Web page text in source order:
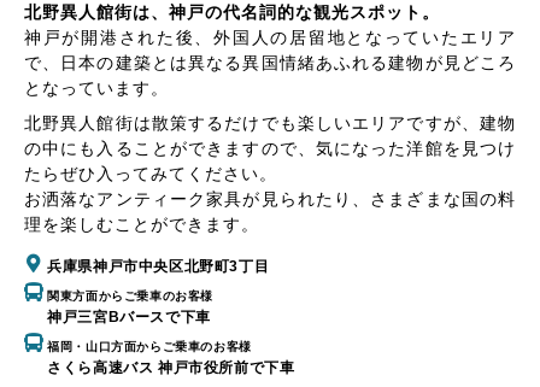
北野異人館街は、神戸の代名詞的な観光スポット。
神戸が開港された後、外国人の居留地となっていたエリア
で、日本の建築とは異なる異国情緒あふれる建物が見どころ
となっています。
北野異人館街は散策するだけでも楽しいエリアですが、建物
の中にも入ることができますので、気になった洋館を見つけ
たらぜひ入ってみてください。
お洒落なアンティーク家具が見られたり、さまざまな国の料
理を楽しむことができます。
兵庫県神戸市中央区北野町3丁目
関東方面からご乗車のお客様
神戸三宮Bバースで下車
福岡・山口方面からご乗車のお客様
さくら高速バス 神戸市役所前で下車